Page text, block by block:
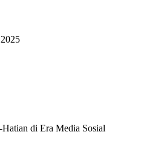
di Era Media Sosial